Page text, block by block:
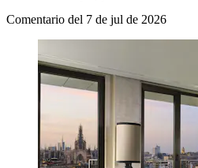
Comentario del 7 de jul de 2026